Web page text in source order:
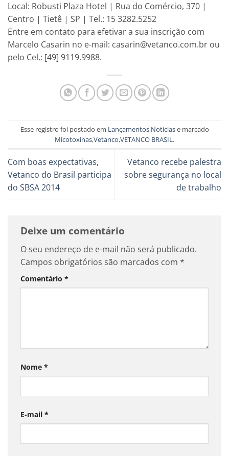
Local: Robusti Plaza Hotel | Rua do Comércio, 370 |
Centro | Tietê | SP | Tel.: 15 3282.5252
Entre em contato para efetivar a sua inscrição com
Marcelo Casarin no e-mail: casarin@vetanco.com.br ou
pelo Cel.: [49] 9119.9988.
Esse registro foi postado em Lançamentos,Notíciase marcado
Micotoxinas,Vetanco,VETANCO BRASIL.
Com boas expectativas,
Vetanco do Brasil participa
do SBSA 2014
Vetanco recebe palestra
sobre segurança no local
de trabalho
Deixe um comentário
O seu endereço de e-mail não será publicado.
Campos obrigatórios são marcados com *
Comentário *
Nome *
E-mail *